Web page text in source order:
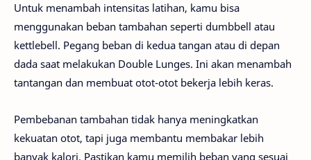
Untuk menambah intensitas latihan, kamu bisa
menggunakan beban tambahan seperti dumbbell atau
kettlebell. Pegang beban di kedua tangan atau di depan
dada saat melakukan Double Lunges. Ini akan menambah
tantangan dan membuat otot-otot bekerja lebih keras.
Pembebanan tambahan tidak hanya meningkatkan
kekuatan otot, tapi juga membantu membakar lebih
banyak kalori. Pastikan kamu memilih beban yang sesuai